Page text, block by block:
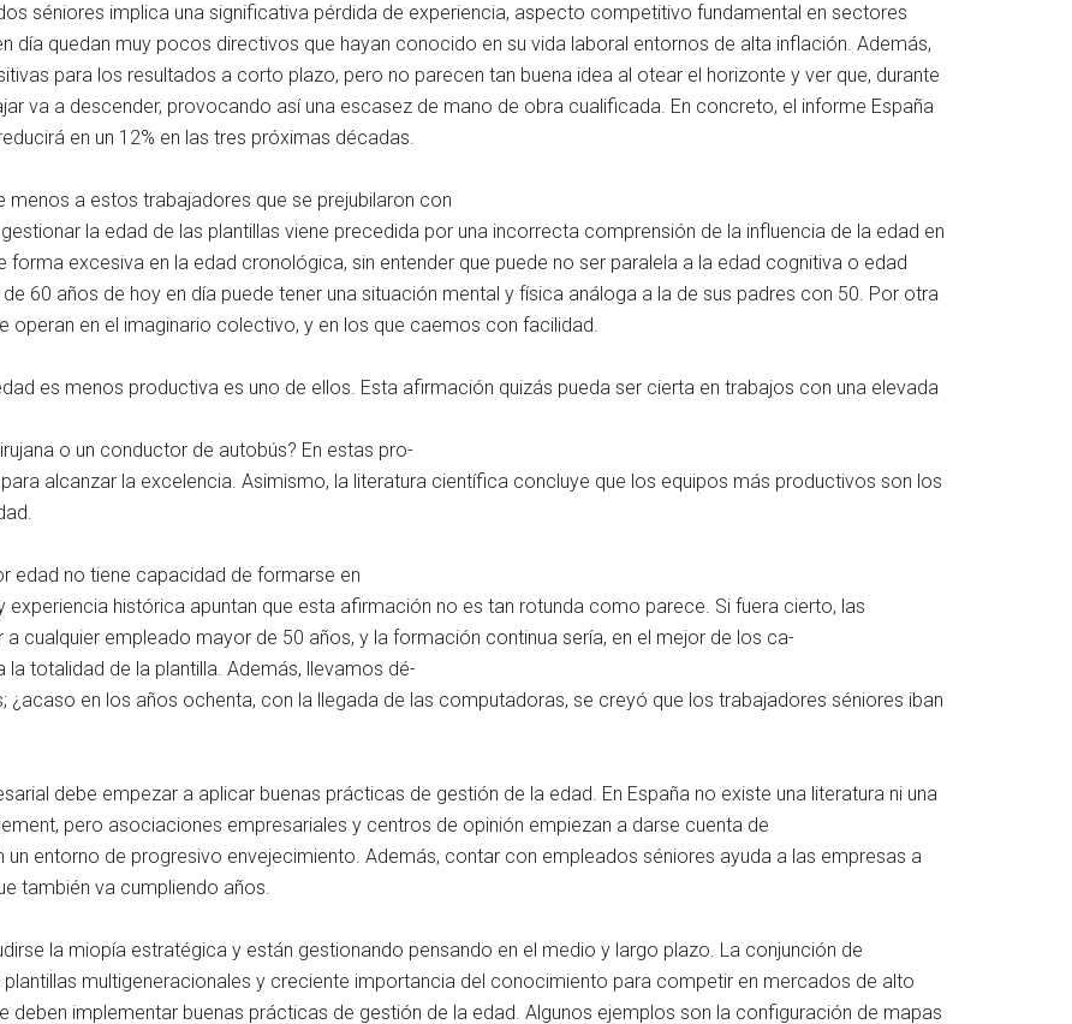
séniores implica una significativa pérdida de experiencia, aspecto competitivo fundamental en sectores
día quedan muy pocos directivos que hayan conocido en su vida laboral entornos de alta inflación. Además,
para los resultados a corto plazo, pero no parecen tan buena idea al otear el horizonte y ver que, durante
va a descender, provocando así una escasez de mano de obra cualificada. En concreto, el informe España
en un 12% en las tres próximas décadas.
a estos trabajadores que se prejubilaron con
la edad de las plantillas viene precedida por una incorrecta comprensión de la influencia de la edad en
excesiva en la edad cronológica, sin entender que puede no ser paralela a la edad cognitiva o edad
60 años de hoy en día puede tener una situación mental y física análoga a la de sus padres con 50. Por otra
operan en el imaginario colectivo, y en los que caemos con facilidad.
es menos productiva es uno de ellos. Esta afirmación quizás pueda ser cierta en trabajos con una elevada
o un conductor de autobús? En estas pro-
alcanzar la excelencia. Asimismo, la literatura científica concluye que los equipos más productivos son los
edad no tiene capacidad de formarse en
histórica apuntan que esta afirmación no es tan rotunda como parece. Si fuera cierto, las
cualquier empleado mayor de 50 años, y la formación continua sería, en el mejor de los ca-
totalidad de la plantilla. Además, llevamos dé-
en los años ochenta, con la llegada de las computadoras, se creyó que los trabajadores séniores iban
debe empezar a aplicar buenas prácticas de gestión de la edad. En España no existe una literatura ni una
pero asociaciones empresariales y centros de opinión empiezan a darse cuenta de
un entorno de progresivo envejecimiento. Además, contar con empleados séniores ayuda a las empresas a
también va cumpliendo años.
la miopía estratégica y están gestionando pensando en el medio y largo plazo. La conjunción de
multigeneracionales y creciente importancia del conocimiento para competir en mercados de alto
deben implementar buenas prácticas de gestión de la edad. Algunos ejemplos son la configuración de mapas